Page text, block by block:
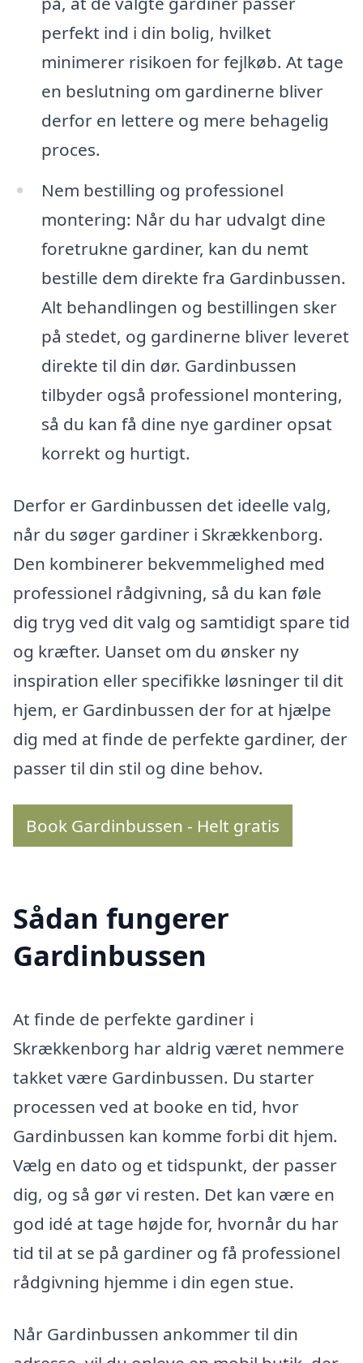
perfekt ind i din bolig, hvilket
minimerer risikoen for fejlkøb. At tage
en beslutning om gardinerne bliver
derfor en lettere og mere behagelig
proces.
Nem bestilling og professionel
montering: Når du har udvalgt dine
foretrukne gardiner, kan du nemt
bestille dem direkte fra Gardinbussen.
Alt behandlingen og bestillingen sker
på stedet, og gardinerne bliver leveret
direkte til din dør. Gardinbussen
tilbyder også professionel montering,
så du kan få dine nye gardiner opsat
korrekt og hurtigt.
Derfor er Gardinbussen det ideelle valg,
når du søger gardiner i Skrækkenborg.
Den kombinerer bekvemmelighed med
professionel rådgivning, så du kan føle
dig tryg ved dit valg og samtidigt spare tid
og kræfter. Uanset om du ønsker ny
inspiration eller specifikke løsninger til dit
hjem, er Gardinbussen der for at hjælpe
dig med at finde de perfekte gardiner, der
passer til din stil og dine behov.
Book Gardinbussen - Helt gratis
Sådan fungerer
Gardinbussen
At finde de perfekte gardiner i
Skrækkenborg har aldrig været nemmere
takket være Gardinbussen. Du starter
processen ved at booke en tid, hvor
Gardinbussen kan komme forbi dit hjem.
Vælg en dato og et tidspunkt, der passer
dig, og så gør vi resten. Det kan være en
god idé at tage højde for, hvornår du har
tid til at se på gardiner og få professionel
rådgivning hjemme i din egen stue.
Når Gardinbussen ankommer til din